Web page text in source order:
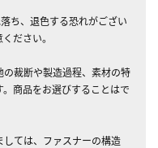
ち、退色する恐れがござい
ださい。
の裁断や製造過程、素材の特
商品をお選びすることはで
しては、ファスナーの構造